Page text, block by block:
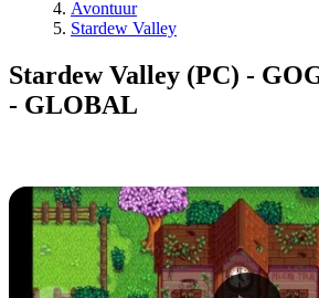
Avontuur
Stardew Valley
Stardew Valley (PC) -
- GLOBAL